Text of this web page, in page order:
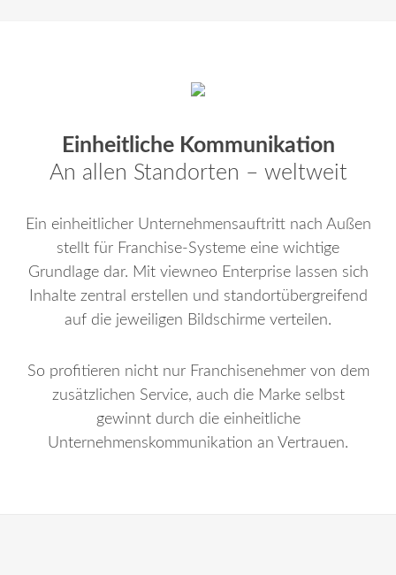
Einheitliche Kommunikation
An allen Standorten – weltweit
Ein einheitlicher Unternehmensauftritt nach Außen
stellt für Franchise-Systeme eine wichtige
Grundlage dar. Mit viewneo Enterprise lassen sich
Inhalte zentral erstellen und standortübergreifend
auf die jeweiligen Bildschirme verteilen.
So profitieren nicht nur Franchisenehmer von dem
zusätzlichen Service, auch die Marke selbst
gewinnt durch die einheitliche
Unternehmenskommunikation an Vertrauen.